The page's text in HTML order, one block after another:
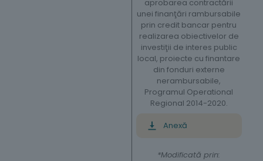
aprobarea contractării
unei finanţări rambursabile
prin credit bancar pentru
realizarea obiectivelor de
investiţii de interes public
local, proiecte cu finantare
din fonduri externe
nerambursabile,
Programul Operational
Regional 2014-2020.
Anexă
*Modificată prin: